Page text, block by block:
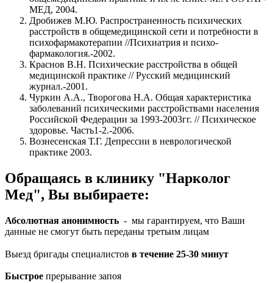
МЕД, 2004.
Дробижев М.Ю. Распространенность психических
расстройств в общемедицинской сети и потребности в
психофармакотерапии //Психиатрия и психо-
фармакология.-2002.
Краснов В.Н. Психические расстройства в общей
медицинской практике // Русский медицинский
журнал.-2001.
Чуркин А.А., Творогова Н.А. Общая характеристика
заболеваний психическими расстройствами населения
Российской Федерации за 1993-2003гг. // Психическое
здоровье. Часть1-2.-2006.
Вознесенская Т.Г. Депрессии в неврологической
практике 2003.
Обращаясь в клинику "Нарколог
Мед", Вы выбираете:
Абсолютная анонимность - мы гарантируем, что Ваши
данные не смогут быть переданы третьим лицам
Выезд бригады специалистов в течение 25-30 минут
Быстрое прерывание запоя